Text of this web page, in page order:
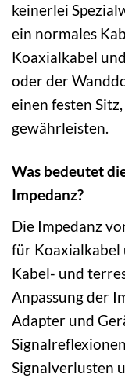
keinerlei
ein normales
Koaxialkabel
oder der
einen festen
gewährleisten.
Was bedeutet
Impedanz?
Die Impedanz
für Koaxialkabel
Kabel- und
Anpassung der
Adapter und
Signalverlusten